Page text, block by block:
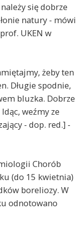
się dobrze
natury - mówi
UKEN w
żeby ten
Długie spodnie,
bluzka. Dobrze
Idąc, weźmy ze
- dop. red.] -
Chorób
(do 15 kwietnia)
boreliozy. W
odnotowano